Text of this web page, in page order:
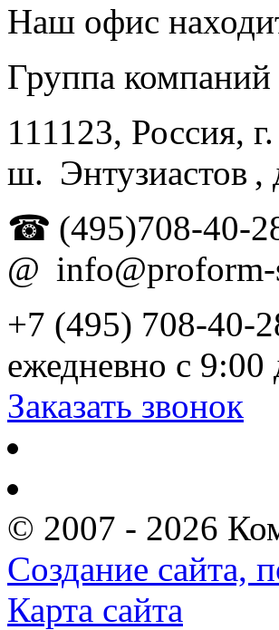
Наш офис
Группа компаний
111123, Россия, г.
ш. Энтузиастов ,
☎ (495)708-40-
@
+7 (495) 708-40-
ежедневно с 9:00
Заказать звонок
© 2007 - 2026
Создание сайта,
Карта сайта